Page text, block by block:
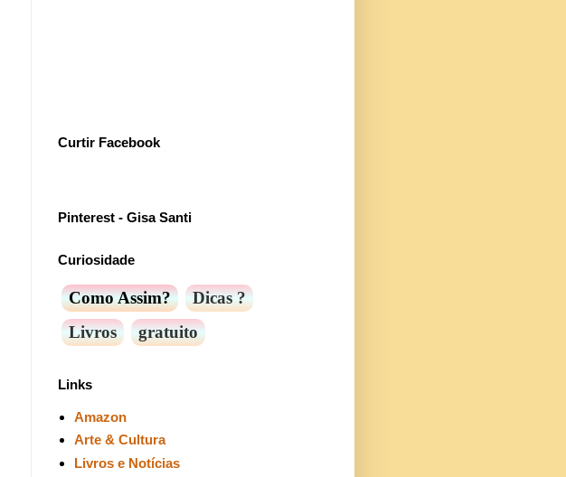
Curtir Facebook
Pinterest - Gisa Santi
Curiosidade
Como Assim?
Dicas ?
Livros
gratuito
Links
Amazon
Arte & Cultura
Livros e Notícias